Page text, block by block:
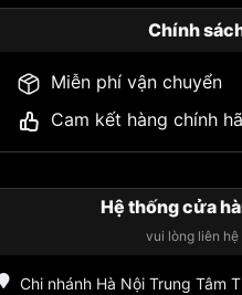
Chính
Miễn phí vận chuyển
Cam kết hàng chính
Hệ thống cửa
vui lòng liên
Chi nhánh Hà Nội Trung Tâm